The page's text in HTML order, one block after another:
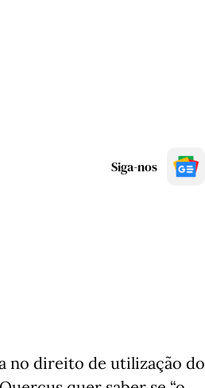
Siga-nos
no direito de utilização do